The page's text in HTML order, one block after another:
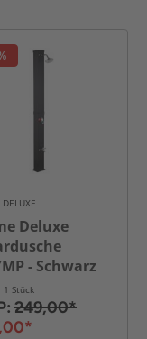
Deluxe
- Schwarz
1 Stück
249,00*